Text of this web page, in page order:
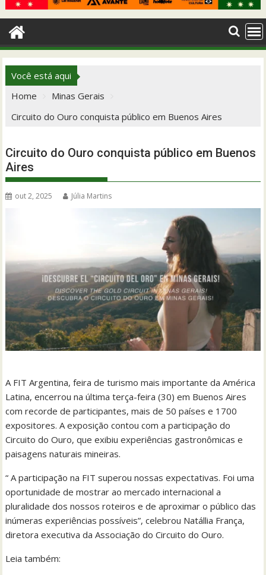
Você está aqui
Home
Minas Gerais
Circuito do Ouro conquista público em Buenos Aires
Circuito do Ouro conquista público em Buenos
Aires
out 2, 2025 Júlia Martins
A FIT Argentina, feira de turismo mais importante da América
Latina, encerrou na última terça-feira (30) em Buenos Aires
com recorde de participantes, mais de 50 países e 1700
expositores. A exposição contou com a participação do
Circuito do Ouro, que exibiu experiências gastronômicas e
paisagens naturais mineiras.
“ A participação na FIT superou nossas expectativas. Foi uma
oportunidade de mostrar ao mercado internacional a
pluralidade dos nossos roteiros e de aproximar o público das
inúmeras experiências possíveis”, celebrou Natállia França,
diretora executiva da Associação do Circuito do Ouro.
Leia também: